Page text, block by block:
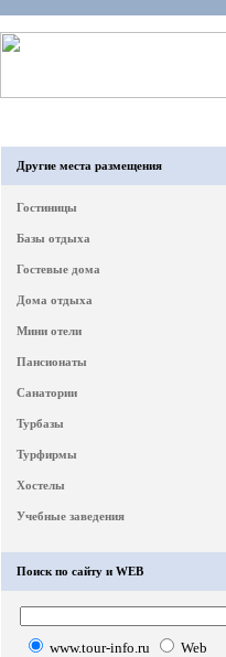
Другие места размещения
Гостиницы
Базы отдыха
Гостевые дома
Дома отдыха
Мини отели
Пансионаты
Санатории
Турбазы
Турфирмы
Хостелы
Учебные заведения
Поиск по сайту и WEB
www.tour-info.ru Web